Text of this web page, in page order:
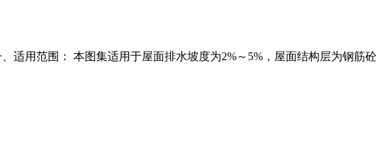
适用范围： 本图集适用于屋面排水坡度为2%～5%，屋面结构层为钢筋砼